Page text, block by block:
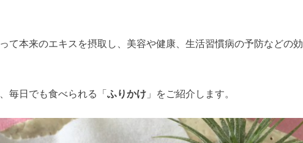
て本来のエキスを摂取し、美容や健康、生活習慣病の予防などの効
毎日でも食べられる「ふりかけ 」をご紹介します。